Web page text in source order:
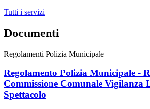
Tutti i servizi
Documenti
Regolamenti Polizia Municipale
Regolamento Polizia Municipale -
Commissione Comunale Vigilanza
Spettacolo